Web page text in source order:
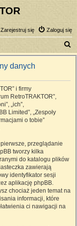
Zaloguj się
Zarejestruj się
z
danych
i firmy
RetroTRAKTOR”,
„ich”,
Limited”, „Zespoły
o tobie”
przeglądanie
tworzy kilka
do katalogu plików
zawierają
identyfikator sesji
aplikację phpBB.
chociaż jeden temat na
informacji, które
ci nawigacji na